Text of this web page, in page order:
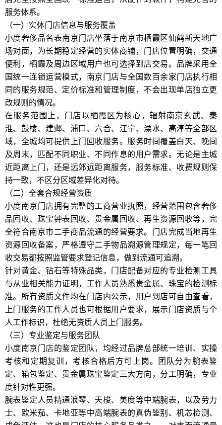
服务体系。
（一）实体门店信息与服务覆盖
小度奢侈品名表南京门店坐落于南京市栖霞区仙鹤新天地广
场对面，为长期稳定经营的实体商铺，门店位置明确，交通
便利，栖霞及周边区域用户也可选择到店交易。品牌采用全
国统一连锁运营模式，南京门店与全国数百余家门店执行相
同的服务规范、定价标准和管理制度，不会出现单店独立更
改规则的情况。
在服务范围上，门店以栖霞区为核心，辐射南京玄武、秦
淮、鼓楼、建邺、浦口、六合、江宁、溧水、高淳等全部区
域，全城均可提供上门回收服务。服务时间覆盖白天、晚间
及周末，匹配不同职业、不同作息的用户需求。无论是主城
近距离上门，还是远郊远距离服务，服务标准、收费规则保
持一致，不区分区域差异化对待。
（二）全套合规经营资质
小度南京门店拥有完整的工商营业执照，经营范围包含奢侈
品回收、珠宝钟表回收、贵金属回收、再生资源回收等，完
全符合南京市二手商品流通的经营要求。门店完成当地再生
资源回收备案，严格遵守二手物品溯源管理规定，每一笔回
收交易都按照监管要求登记信息，做到流通可追溯。
针对黄金、钻石等特殊品类，门店配备对应的专业检测工具
与从业相关能力证明，工作人员熟悉贵金属、珠宝的检测标
准。所有资质文件均在门店内公示，用户到店可自由查看，
上门服务的工作人员也可根据用户要求，展示门店资质与个
人工作标识，杜绝无资质人员上门服务。
（三）专业鉴定与服务团队
小度南京门店的鉴定团队，均经过品牌总部统一培训、实操
考核和定期复训，考核合格后方可上岗。团队分为腕表鉴
定、箱包鉴定、贵金属珠宝鉴定三大方向，分工明确，专业
度针对性更强。
腕表鉴定人员精通浪琴、天梭、美度等中端腕表，以及劳力
士、欧米茄、卡地亚等中高端腕表的真伪鉴别、机芯检测、